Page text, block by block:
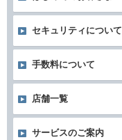
セキュリティについて
手数料について
店舗一覧
サービスのご案内